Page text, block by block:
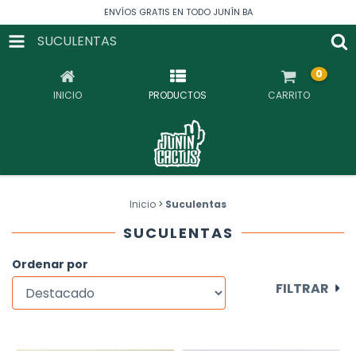
ENVÍOS GRATIS EN TODO JUNÍN BA
SUCULENTAS
INICIO PRODUCTOS CARRITO
0
Inicio > Suculentas
SUCULENTAS
Ordenar por
FILTRAR